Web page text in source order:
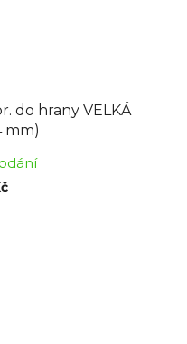
do hrany VELKÁ
mm)